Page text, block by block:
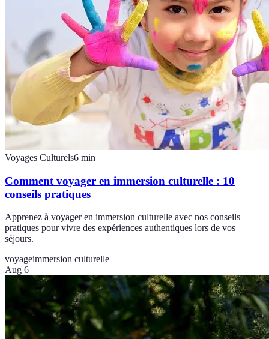
Voyages Culturels6 min
Comment voyager en immersion culturelle : 10
conseils pratiques
Apprenez à voyager en immersion culturelle avec nos conseils
pratiques pour vivre des expériences authentiques lors de vos
séjours.
voyageimmersion culturelle
Aug 6